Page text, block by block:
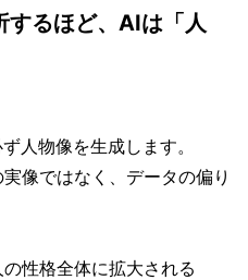
るほど、AIは「人
人物像を生成します。
像ではなく、データの偏り
性格全体に拡大される